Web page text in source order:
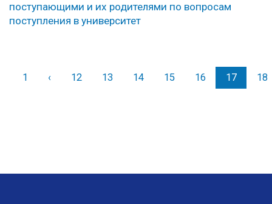
поступающими и их родителями по вопросам
поступления в университет
1 ‹Назад
12 13 14 15 16 17 18